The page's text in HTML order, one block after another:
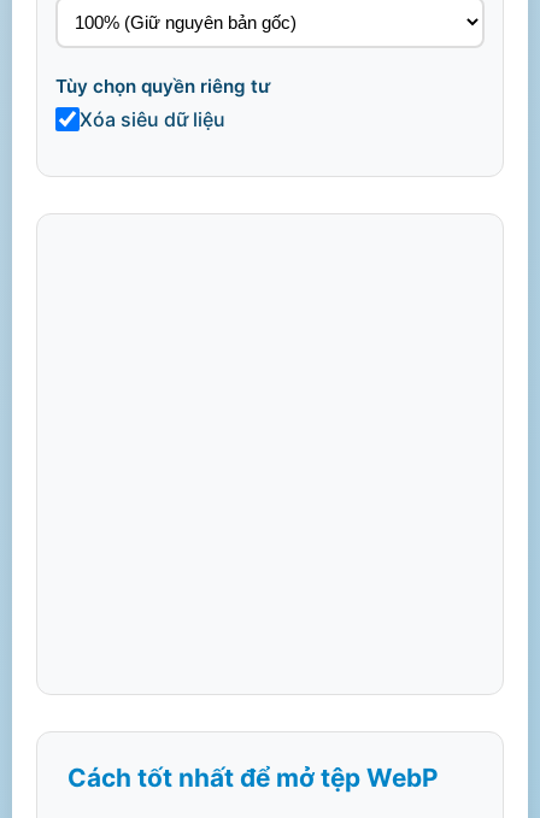
Tùy chọn quyền riêng tư
Xóa siêu dữ liệu
Cách tốt nhất để mở tệp WebP